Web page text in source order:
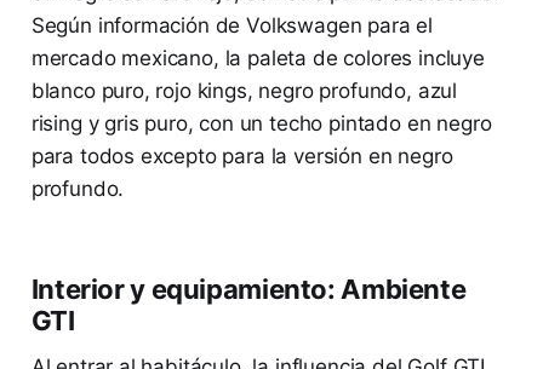
Según información de Volkswagen para el
mercado mexicano, la paleta de colores incluye
blanco puro, rojo kings, negro profundo, azul
rising y gris puro, con un techo pintado en negro
para todos excepto para la versión en negro
profundo.
Interior y equipamiento: Ambiente
GTI